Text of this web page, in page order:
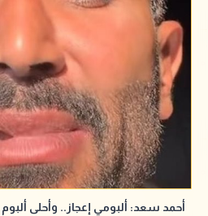
أحمد سعد: ألبومي إعجاز.. وأحلى